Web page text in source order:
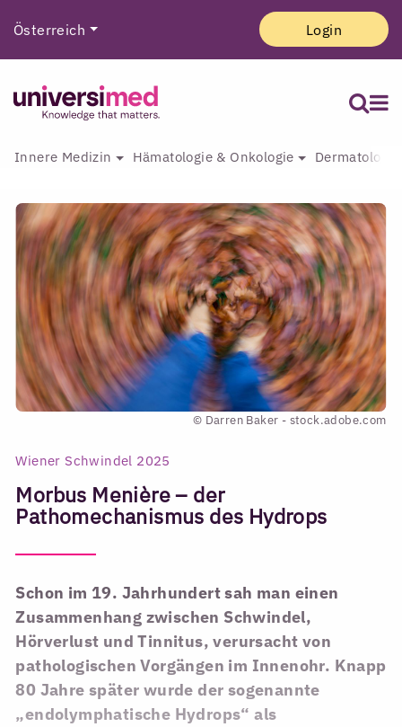
Österreich Login
Innere Medizin Hämatologie & Onkologie
© Darren Baker - stock.adobe.com
Wiener Schwindel 2025
Morbus Menière – der
Pathomechanismus des Hydrops
Schon im 19. Jahrhundert sah man einen
Zusammenhang zwischen Schwindel,
Hörverlust und Tinnitus, verursacht von
pathologischen Vorgängen im Innenohr. Knapp
80 Jahre später wurde der sogenannte
„endolymphatische Hydrops“ als